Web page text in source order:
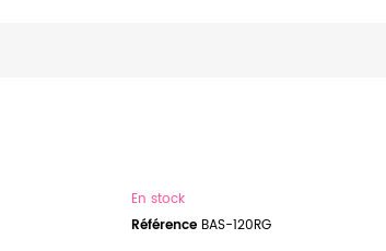
En stock
Référence BAS-120RG